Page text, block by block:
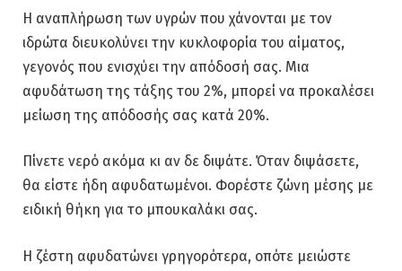
Η αναπλήρωση των υγρών που χάνονται με τον
ιδρώτα διευκολύνει την κυκλοφορία του αίματος,
γεγονός που ενισχύει την απόδοσή σας. Μια
αφυδάτωση της τάξης του 2%, μπορεί να προκαλέσει
μείωση της απόδοσής σας κατά 20%.
Πίνετε νερό ακόμα κι αν δε διψάτε. Όταν διψάσετε,
θα είστε ήδη αφυδατωμένοι. Φορέστε ζώνη μέσης με
ειδική θήκη για το μπουκαλάκι σας.
Η ζέστη αφυδατώνει γρηγορότερα, οπότε μειώστε